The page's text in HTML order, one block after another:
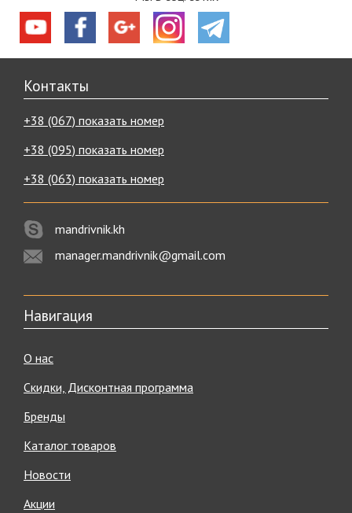
Контакты
+38 (067) показать номер
+38 (095) показать номер
+38 (063) показать номер
mandrivnik.kh
manager.mandrivnik@gmail.com
Навигация
О нас
Скидки, Дисконтная программа
Бренды
Каталог товаров
Новости
Акции